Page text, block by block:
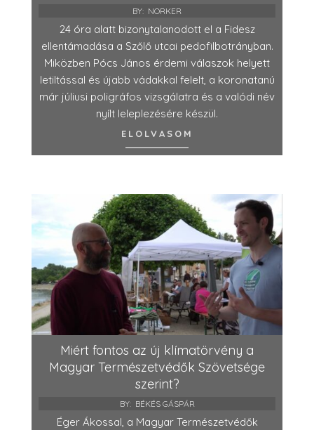
BY: NORKER
24 óra alatt bizonytalanodott el a Fidesz
ellentámadása a Szőlő utcai pedofilbotrányban.
Miközben Pócs János érdemi válaszok helyett
letiltással és újabb vádakkal felelt, a koronatanú
már júliusi poligráfos vizsgálatra és a valódi név
nyílt leleplezésére készül.
ELOLVASOM
Miért fontos az új klímatörvény a
Magyar Természetvédők Szövetsége
szerint?
BY: BÉKÉS GÁSPÁR
Éger Ákossal, a Magyar Természetvédők